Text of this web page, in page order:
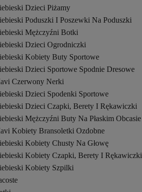
Dzieci Piżamy
Poduszki I Poszewki Na Poduszki
Mężczyźni Botki
Dzieci Ogrodniczki
Kobiety Buty Sportowe
Dzieci Sportowe Spodnie Dresowe
Czerwony Nerki
Dzieci Spodenki Sportowe
Dzieci Czapki, Berety I Rękawiczki
Mężczyźni Buty Na Płaskim Obcasie
Kobiety Bransoletki Ozdobne
Kobiety Chusty Na Głowę
Kobiety Czapki, Berety I Rękawiczki
Kobiety Szpilki